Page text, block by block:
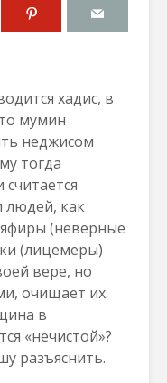
хадис, в
мумин
неджисом
тогда
людей, как
(неверные
(лицемеры)
вере, но
очищает их.
в
«нечистой»?
разъяснить.